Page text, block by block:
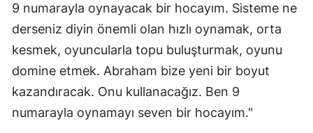
9 numarayla oynayacak bir hocayım. Sisteme ne
derseniz diyin önemli olan hızlı oynamak, orta
kesmek, oyuncularla topu buluşturmak, oyunu
domine etmek. Abraham bize yeni bir boyut
kazandıracak. Onu kullanacağız. Ben 9
numarayla oynamayı seven bir hocayım."